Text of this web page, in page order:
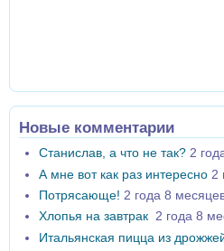
Новые комментарии
Станислав, а что не так? 2
А мне вот как раз интересно 2
Потрясающе! 2 года 8
Хлопья на завтрак 2 года 8
Итальянская пицца из